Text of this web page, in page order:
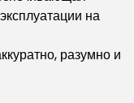
на
разумно и